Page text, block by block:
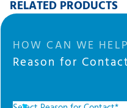
RELATED PRODUCTS
HOW CAN WE
Reason for